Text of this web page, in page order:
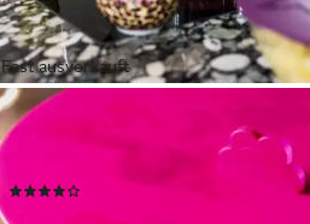
Fast ausverkauft
KOCHBLUME
Frischhaltedeckel FrischFIXX, mit